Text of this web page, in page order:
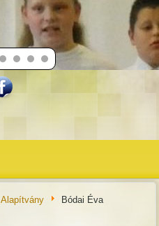
Alapítvány
Bódai Éva